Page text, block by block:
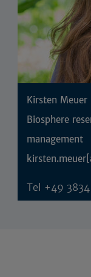
Kirsten Meuer
Biosphere
management
Tel +49